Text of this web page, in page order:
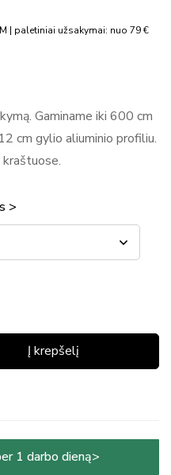
| paletiniai užsakymai: nuo 79 €
Gaminame iki 600 cm
cm gylio aliuminio profiliu.
>
Į krepšelį
1 darbo dieną>